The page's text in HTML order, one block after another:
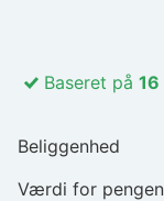
Baseret på
Beliggenhed
Værdi for